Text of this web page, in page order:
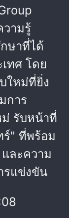
วามรู้
ษาที่ได้
ทศ โดย
ใหม่ที่ยิ่ง
การ
รับหน้าที่
" ที่พร้อม
ละความ
รแข่งขัน